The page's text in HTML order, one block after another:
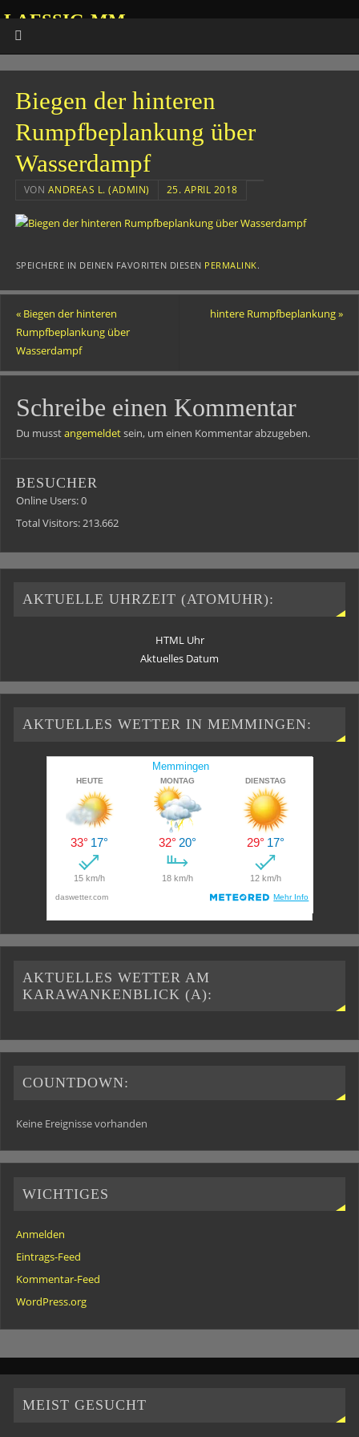
LAESSIG-MM
Biegen der hinteren
Rumpfbeplankung über
Wasserdampf
VON ANDREAS L. (ADMIN) 25. APRIL 2018
SPEICHERE IN DEINEN FAVORITEN DIESEN PERMALINK.
«Biegen der hinteren
Rumpfbeplankung über
Wasserdampf
hintere Rumpfbeplankung»
Schreibe einen Kommentar
Du musstangemeldetsein, um einen Kommentar abzugeben.
BESUCHER
Online Users:0
Total Visitors:213.662
AKTUELLE UHRZEIT (ATOMUHR):
HTML Uhr
Aktuelles Datum
AKTUELLES WETTER IN MEMMINGEN:
AKTUELLES WETTER AM
KARAWANKENBLICK (A):
COUNTDOWN:
Keine Ereignisse vorhanden
WICHTIGES
Anmelden
Eintrags-Feed
Kommentar-Feed
WordPress.org
MEIST GESUCHT